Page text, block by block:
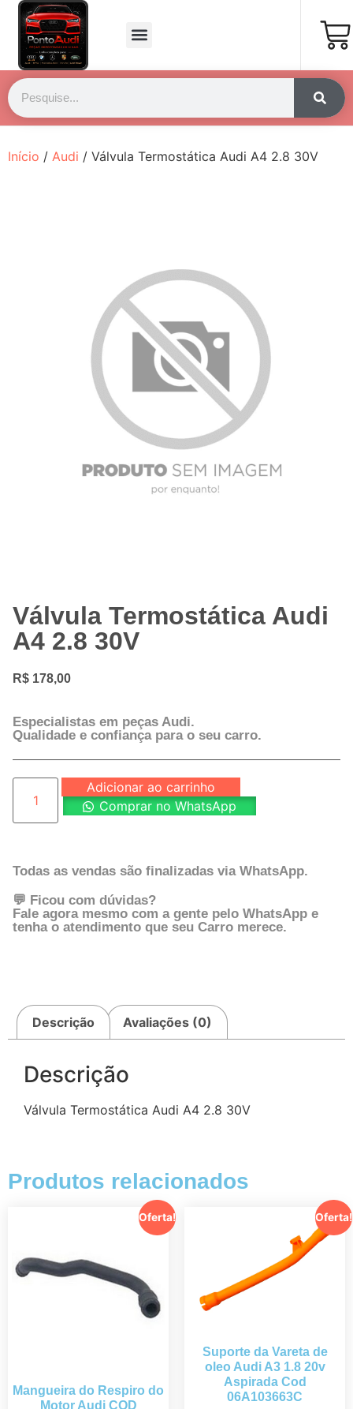
Início / Audi / Válvula Termostática Audi A4 2.8 30V
Válvula Termostática Audi
A4 2.8 30V
R$ 178,00
Especialistas em peças Audi.
Qualidade e confiança para o seu carro.
Adicionar ao carrinho
Comprar no WhatsApp
Todas as vendas são finalizadas via WhatsApp.
💬 Ficou com dúvidas?
Fale agora mesmo com a gente pelo WhatsApp e
tenha o atendimento que seu Carro merece.
Descrição Avaliações (0)
Descrição
Válvula Termostática Audi A4 2.8 30V
Produtos relacionados
Oferta!
Mangueira do Respiro do
Motor Audi COD
Oferta!
Suporte da Vareta de
oleo Audi A3 1.8 20v
Aspirada Cod
06A103663C